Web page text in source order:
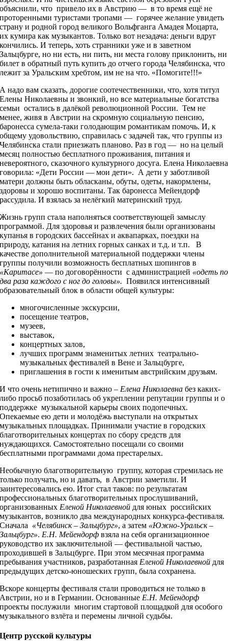
объяснили, что привело их в Австрию — в то время ещё не
проторенными туристами тропами — горячее желание увидеть
страну и родной город великого Вольфганга Амадея Моцарта,
их кумира как музыкантов. Только вот незадача: деньги вдруг
кончились. И теперь, хоть странники уже и в заветном
Зальцбурге, но ни есть, ни пить, ни места голову приклонить, ни
билет в обратный путь купить до отчего города Челябинска, что
лежит за Уральским хребтом, им не на что. «Помогите!!!»
А надо вам сказать, дорогие соотечественники, что, хотя титул
Елены Николаевны и звонкий, но все материальные богатства
семьи остались в далёкой революционной России. Тем не
менее, живя в Австрии на скромную социальную пенсию,
баронесса сумела-таки голодающим романтикам помочь. И, к
общему удовольствию, справилась с задачей так, что группы из
Челябинска стали приезжать планово. Раз в год — но на целый
месяц полностью бесплатного проживания, питания и
невероятного, сказочного культурного досуга. Елена Николаевна
говорила: «Дети России — мои дети». А дети у заботливой
матери должны быть обласканы, обуты, одеты, накормлены,
здоровы и хорошо воспитаны. Так баронесса Мейендорф
рассудила. И взялась за нелёгкий материнский труд.
Жизнь групп стала наполняться соответствующей замыслу
программой. Для здоровья и развлечения были организованы
купанья в городских бассейнах и аквапарках, поездки на
природу, катания на летних горных санках и т.д. и т.п. В
качестве дополнительной материальной поддержки члены
группы получили возможность бесплатных шопингов в
«Каритасе» — по договорённости с администрацией «одеть по
два раза каждого с ног до головы». Появился интенсивный
образовательный блок в области общей культуры:
многочисленные экскурсии,
посещение театров,
музеев,
выставок,
концертных залов,
лучших программ знаменитых летних театрально-
музыкальных фестивалей в Вене и Зальцбурге,
приглашения в гости к именитым австрийским друзьям.
И что очень нетипично и важно – Елена Николаевна без каких-
либо просьб позаботилась об укреплении репутации группы и о
поддержке музыкальной карьеры своих подопечных.
Опекаемые ею дети и молодёжь выступали на открытых
музыкальных площадках. Принимали участие в городских
благотворительных концертах по сбору средств для
нуждающихся. Самостоятельно посещали со своими
бесплатными программами дома престарелых.
Необычную благотворительную группу, которая стремилась не
только получать, но и давать, в Австрии заметили. И
заинтересовались ею. Итог стал таков: по результатам
профессиональных благотворительных прослушиваний,
организованных Еленой Николаевной для юных российских
музыкантов, возникло два международных конкурса-фестиваля.
Сначала «Челябинск – Зальцбург», а затем «Южно-Уральск –
Зальцбург». Е.Н. Мейендорф взяла на себя организационное
руководство их заключительной — фестивальной частью,
проходившей в Зальцбурге. При этом месячная программа
пребывания участников, разработанная Еленой Николаевной для
предыдущих детско-юношеских групп, была сохранена.
Вскоре концерты фестиваля стали проводиться не только в
Австрии, но и в Германии. Основанные Е.Н. Мейендорф
проекты послужили многим стартовой площадкой для особого
музыкального взлёта и перемены личной судьбы.
Центр русской культуры